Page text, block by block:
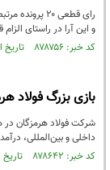
رای قطعی ۲۰
و این آرا در راستای
کد خبر: ۸۷۸۷۵۶ تاریخ انتشار : ۱۴۰۴/۰۹/۲۹
بازی بزرگ فولاد هرمزگان؛ 30 همت
شرکت فولاد هرمزگان
داخلی و بین‌المللی، درآمدی معادل ۳۰۴ هزار و ۱۱۸
کد خبر: ۸۷۸۶۴۲ تاریخ انتشار : ۱۴۰۴/۰۹/۲۷